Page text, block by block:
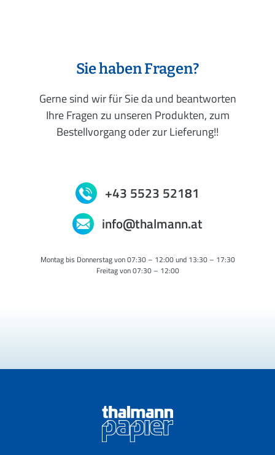
Sie haben Fragen?
Gerne sind wir für Sie da und beantworten
Ihre Fragen zu unseren Produkten, zum
Bestellvorgang oder zur Lieferung!!
+43 5523 52181
info@thalmann.at
Montag bis Donnerstag von 07:30 – 12:00 und 13:30 – 17:30
Freitag von 07:30 – 12:00